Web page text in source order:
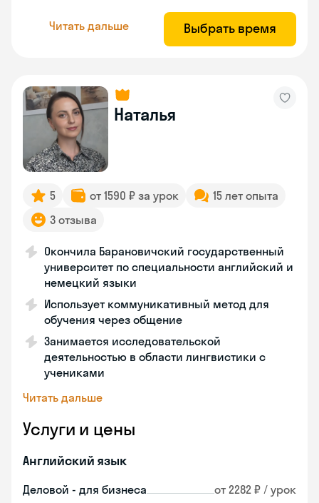
Читать дальше Выбрать время
Наталья
5 от 1590 ₽ за урок
15 лет опыта
3 отзыва
Окончила Барановичский государственный
университет по специальности английский и
немецкий языки
Использует коммуникативный метод для
обучения через общение
Занимается исследовательской
деятельностью в области лингвистики с
учениками
Читать дальше
Услуги и цены
Английский язык
Деловой - для бизнеса от 2282 ₽ / урок